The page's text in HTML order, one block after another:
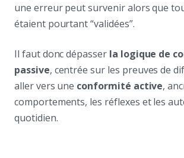
une erreur peut survenir alors que
étaient pourtant “validées”.
Il faut donc dépasser la logique de
passive, centrée sur les preuves de
aller vers une conformité active,
comportements, les réflexes et les
quotidien.